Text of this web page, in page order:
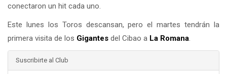
conectaron un hit cada uno.
Este lunes los Toros descansan, pero el martes tendrán la
primera visita de los Gigantes del Cibao a La Romana.
Suscribirte al Club